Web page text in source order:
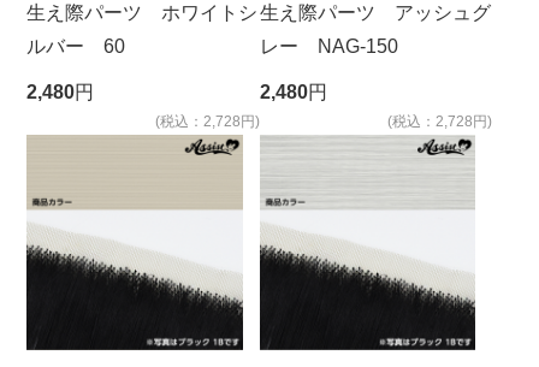
生え際パーツ ホワイトシ
ルバー 60
2,480円
(税込：2,728円)
生え際パーツ アッシュグ
レー NAG-150
2,480円
(税込：2,728円)